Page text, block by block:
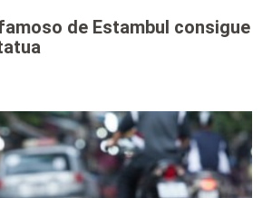
de Estambul consigue